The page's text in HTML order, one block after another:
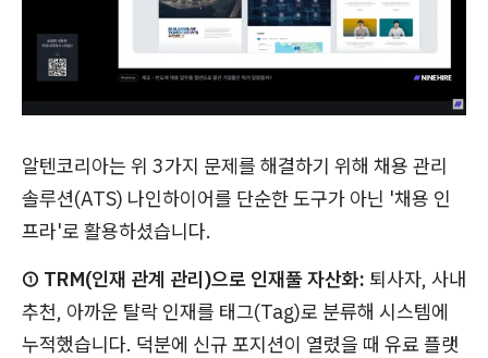
알텐코리아는 위 3가지 문제를 해결하기 위해 채용 관리
솔루션(ATS) 나인하이어를 단순한 도구가 아닌 '채용 인
프라'로 활용하셨습니다.
① TRM(인재 관계 관리)으로 인재풀 자산화: 퇴사자, 사내
추천, 아까운 탈락 인재를 태그(Tag)로 분류해 시스템에
누적했습니다. 덕분에 신규 포지션이 열렸을 때 유료 플랫